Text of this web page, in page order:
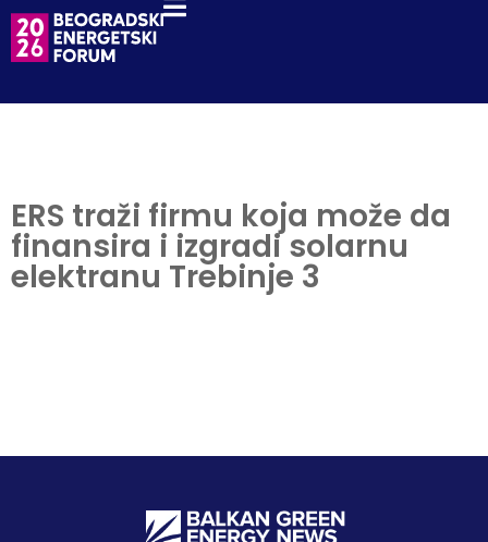
ERS traži firmu koja može da
finansira i izgradi solarnu
elektranu Trebinje 3